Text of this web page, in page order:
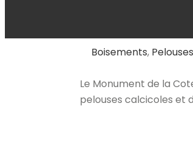
Boisements,
Le Monument de la
pelouses calcicoles et